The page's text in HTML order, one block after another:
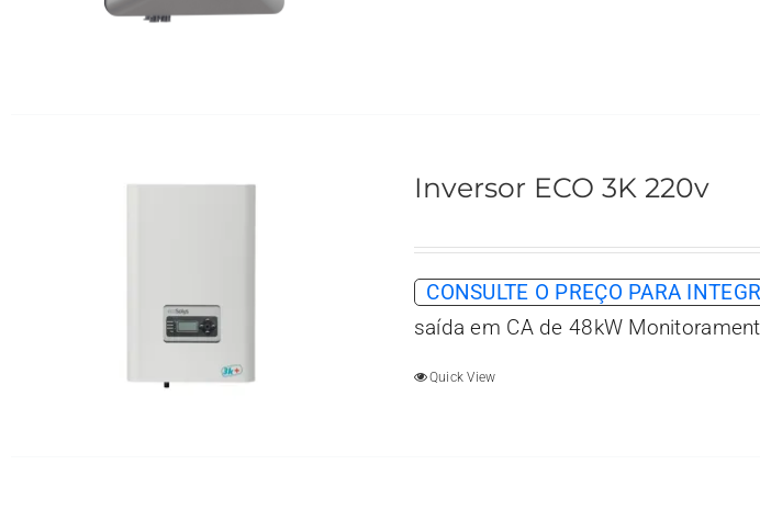
Inversor ECO 3K 220v
CONSULTE O PREÇO PARA
saída em CA de 48kW
Quick View